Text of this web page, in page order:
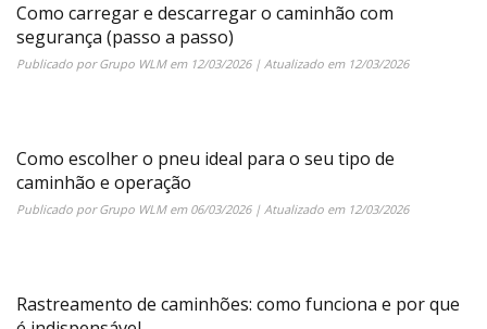
Como carregar e descarregar o caminhão com
segurança (passo a passo)
Publicado porGrupo WLMem 12/03/2026| Atualizado em 12/03/2026
Como escolher o pneu ideal para o seu tipo de
caminhão e operação
Publicado porGrupo WLMem 06/03/2026| Atualizado em 12/03/2026
Rastreamento de caminhões: como funciona e por que